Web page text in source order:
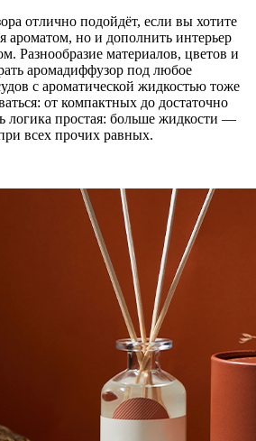
отлично подойдёт, если вы хотите
ароматом, но и дополнить интерьер
Разнообразие материалов, цветов и
аромадиффузор под любое
с ароматической жидкостью тоже
от компактных до достаточно
логика простая: больше жидкости —
всех прочих равных.